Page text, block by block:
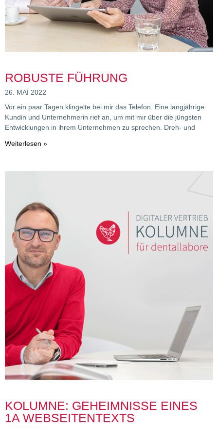
ROBUSTE FÜHRUNG
26. MAI 2022
Vor ein paar Tagen klingelte bei mir das Telefon. Eine langjährige
Kundin und Unternehmerin rief an, um mit mir über die jüngsten
Entwicklungen in ihrem Unternehmen zu sprechen. Dreh- und
Weiterlesen »
KOLUMNE: GEHEIMNISSE EINES
1A WEBSEITENTEXTS